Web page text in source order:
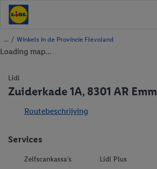
/ Winkels in de Provincie Flevoland
Loading map...
Lidl
Zuiderkade 1A, 8301 AR
Routebeschrijving
Services
Zelfscankassa’s Lidl Plus